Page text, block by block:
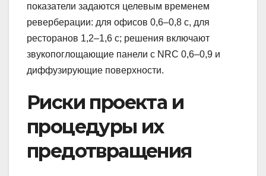
показатели задаются целевым временем
реверберации: для офисов 0,6–0,8 с, для
ресторанов 1,2–1,6 с; решения включают
звукопоглощающие панели с NRC 0,6–0,9 и
диффузирующие поверхности.
Риски проекта и
процедуры их
предотвращения